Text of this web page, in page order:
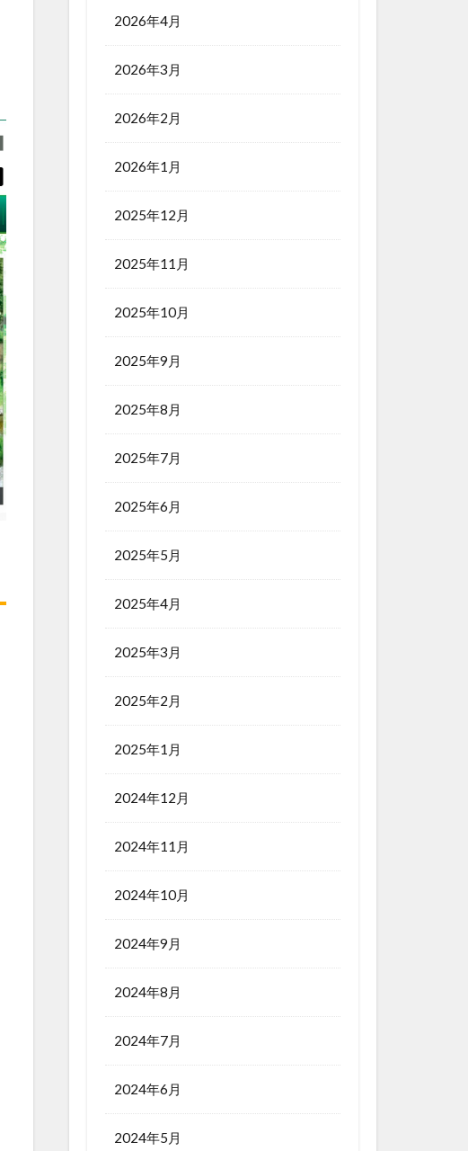
2026年4月
2026年3月
2026年2月
2026年1月
2025年12月
2025年11月
2025年10月
2025年9月
2025年8月
2025年7月
2025年6月
2025年5月
2025年4月
2025年3月
2025年2月
2025年1月
2024年12月
2024年11月
2024年10月
2024年9月
2024年8月
2024年7月
2024年6月
2024年5月